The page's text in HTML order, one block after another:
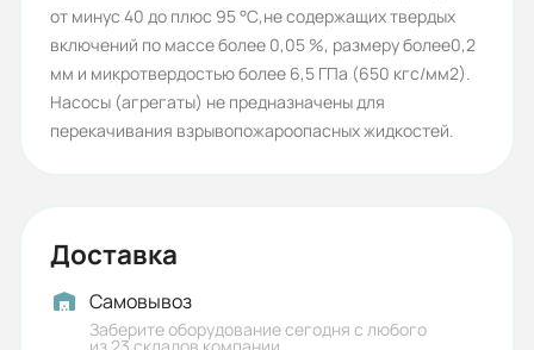
Давление на входе для сальника,
MПа (кгс/см2) не более:
0,3/3
Допускаемый диапазон подач, м3/
КПД насоса:
72
Потребляемая мощность насоса
от минус 40 до плюс 95 °С,не содержащих твердых
включений по массе более 0,05 %, размеру более0,2
мм и микротвердостью более 6,5 ГПа (650 кгс/мм2).
Насосы (агрегаты) не предназначены для
перекачивания взрывопожароопасных жидкостей.
Доставка
Самовывоз
Заберите оборудование сегодня с любого